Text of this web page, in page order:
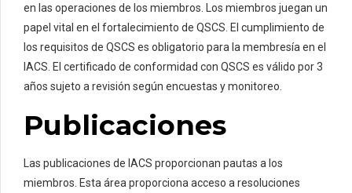
en las operaciones de los miembros. Los miembros juegan un
papel vital en el fortalecimiento de QSCS. El cumplimiento de
los requisitos de QSCS es obligatorio para la membresía en el
IACS. El certificado de conformidad con QSCS es válido por 3
años sujeto a revisión según encuestas y monitoreo.
Publicaciones
Las publicaciones de IACS proporcionan pautas a los
miembros. Esta área proporciona acceso a resoluciones